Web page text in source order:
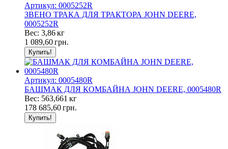
Артикул: 0005252R
ЗВЕНО ТРАКА ДЛЯ ТРАКТОРА JOHN DEERE,
0005252R
Вес: 3,86 кг
1 089,60грн.
Артикул: 0005480R
БАШМАК ДЛЯ КОМБАЙНА JOHN DEERE, 0005480R
Вес: 563,661 кг
178 685,60грн.